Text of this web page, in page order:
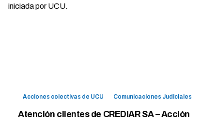
Acciones colectivas de UCU Comunicaciones Judiciales
Atención clientes de CREDIAR SA – Acción